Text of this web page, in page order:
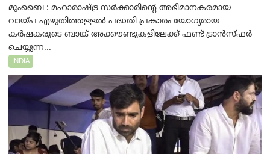
മുംബൈ : മഹാരാഷ്ട്ര സർക്കാരിന്റെ അഭിമാനകരമായ
വായ്പ എഴുതിത്തള്ളൽ പദ്ധതി പ്രകാരം യോഗ്യരായ
കർഷകരുടെ ബാങ്ക് അക്കൗണ്ടുകളിലേക്ക് ഫണ്ട് ട്രാൻസ്ഫർ
ചെയ്യുന്ന...
INDIA